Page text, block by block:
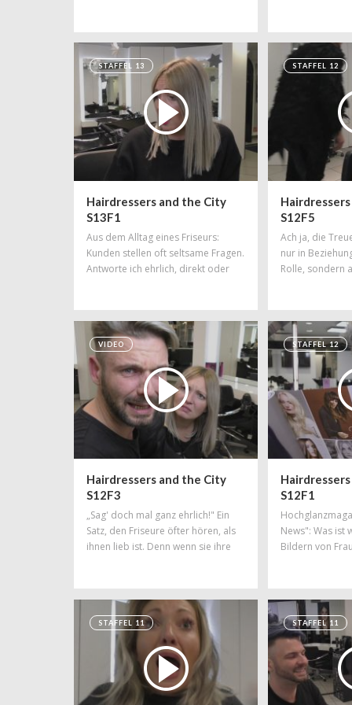
STAFFEL 13
Hairdressers and the City
S13F1
Aus dem Alltag eines Friseurs:
Kunden stellen oft seltsame Fragen.
Antworte ich ehrlich, direkt oder
STAFFEL 12
S12F5
Ach ja, die
nur in
Rolle, sondern
Daniel klärt
VIDEO
Hairdressers and the City
S12F3
„Sag' doch mal ganz ehrlich!" Ein
Satz, den Friseure öfter hören, als
ihnen lieb ist. Denn wenn sie ihre
Umständen überhaupt nicht
gefallen...
STAFFEL 12
S12F1
News": Was ist
Bildern von
STAFFEL 11 STAFFEL 11